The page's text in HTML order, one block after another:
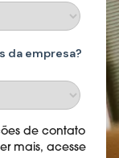
da empresa?
de contato
mais, acesse